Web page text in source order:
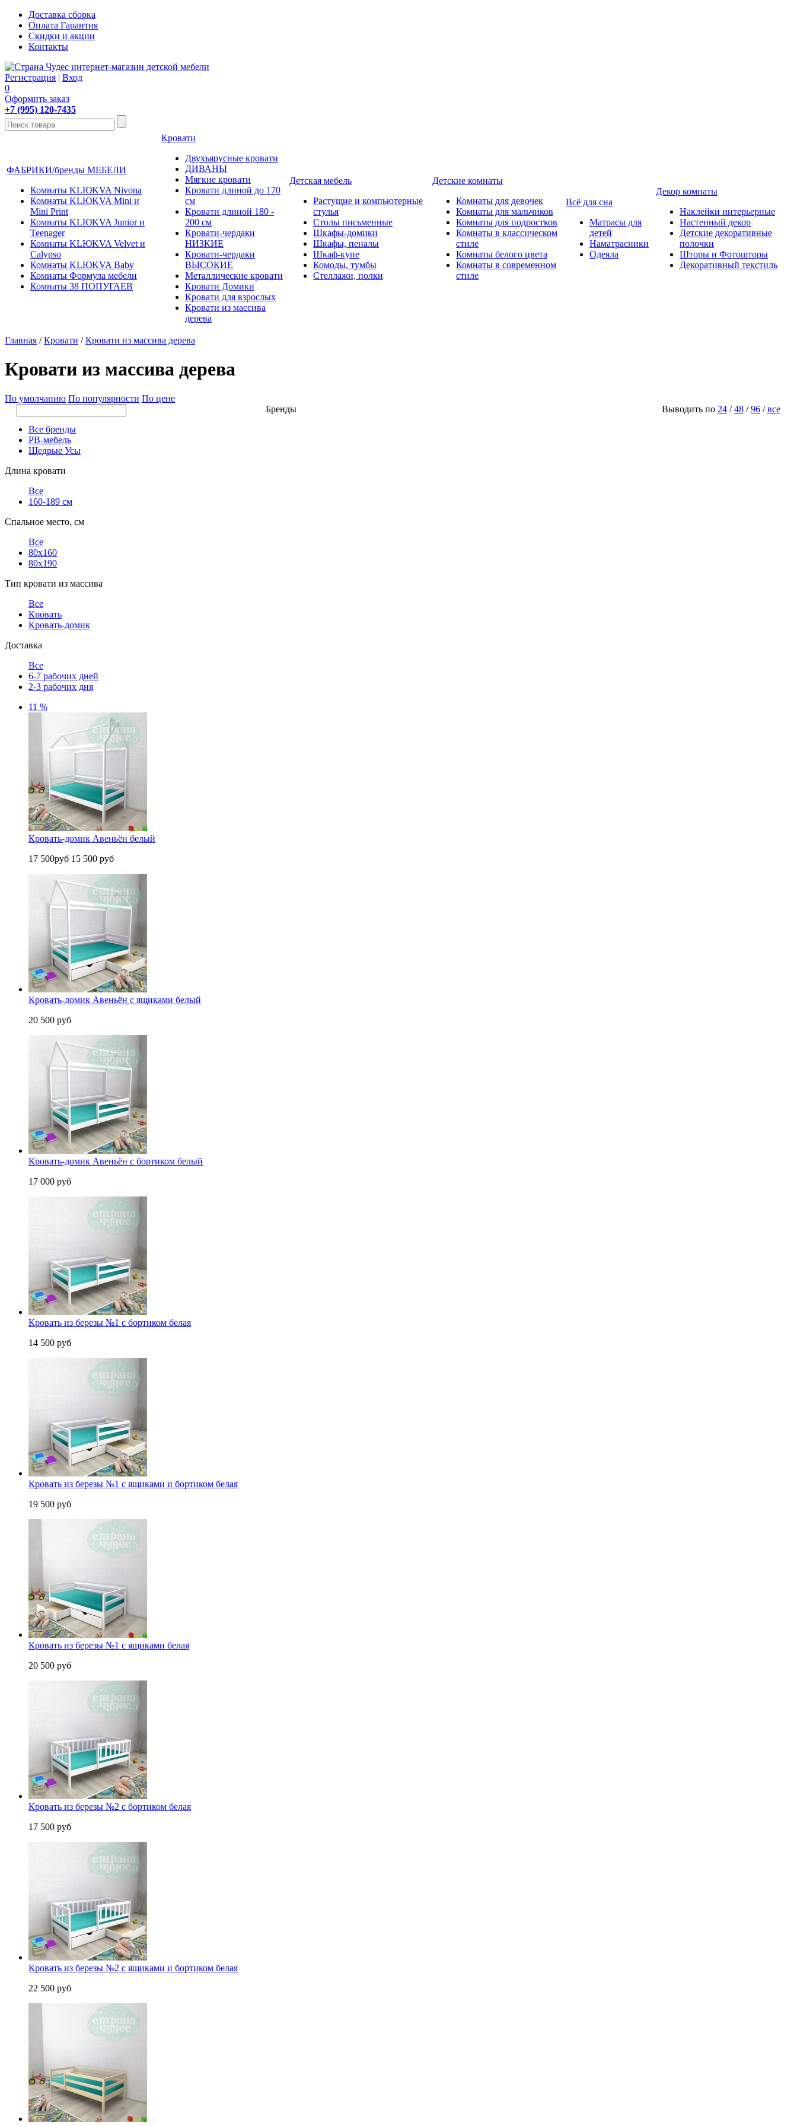
Доставка сборка
Оплата Гарантия
Скидки и акции
Контакты
Регистрация | Вход
0
Оформить заказ
+7 (995) 120-7435
ФАБРИКИ/бренды МЕБЕЛИ
Комнаты KLЮKVA Nivona
Комнаты KLЮKVA Mini и
Mini Print
Комнаты KLЮKVA Junior и
Teenager
Комнаты KLЮKVA Velvet и
Calypso
Комнаты KLЮKVA Baby
Комнаты Формула мебели
Комнаты 38 ПОПУГАЕВ
Кровати
Двухъярусные кровати
ДИВАНЫ
Мягкие кровати
Кровати длиной до 170
см
Кровати длиной 180 -
200 см
Кровати-чердаки
НИЗКИЕ
Кровати-чердаки
ВЫСОКИЕ
Металлические кровати
Кровати Домики
Кровати для взрослых
Кровати из массива
дерева
Детская мебель
Растущие и компьютерные
стулья
Столы письменные
Шкафы-домики
Шкафы, пеналы
Шкаф-купе
Комоды, тумбы
Стеллажи, полки
Детские комнаты
Комнаты для девочек
Комнаты для мальчиков
Комнаты для подростков
Комнаты в классическом
стиле
Комнаты белого цвета
Комнаты в современном
стиле
Всё для сна
Матрасы для
детей
Наматрасники
Одеяла
Декор комнаты
Наклейки интерьерные
Настенный декор
Детские декоративные
полочки
Шторы и Фотошторы
Декоративный текстиль
Главная /Кровати /Кровати из массива дерева
Кровати из массива дерева
По умолчанию По популярности По цене
Выводить по 24 /48 /96 /все
Бренды
Все бренды
РВ-мебель
Щедрые Усы
Длина кровати
Все
160-189 см
Спальное место, см
Все
80х160
80х190
Тип кровати из массива
Все
Кровать
Кровать-домик
Доставка
Все
6-7 рабочих дней
2-3 рабочих дня
11 %
Кровать-домик Авеньён белый
17 500руб 15 500 руб
Кровать-домик Авеньён с ящиками белый
20 500 руб
Кровать-домик Авеньён с бортиком белый
17 000 руб
Кровать из березы №1 с бортиком белая
14 500 руб
Кровать из березы №1 с ящиками и бортиком белая
19 500 руб
Кровать из березы №1 с ящиками белая
20 500 руб
Кровать из березы №2 с бортиком белая
17 500 руб
Кровать из березы №2 с ящиками и бортиком белая
22 500 руб